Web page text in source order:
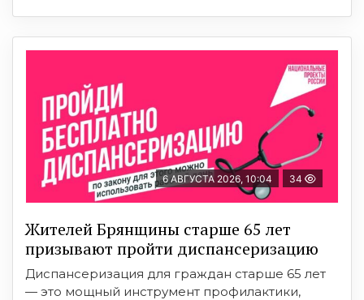
6 АВГУСТА 2026, 10:04 34
Жителей Брянщины старше 65 лет
призывают пройти диспансеризацию
Диспансеризация для граждан старше 65 лет
— это мощный инструмент профилактики,